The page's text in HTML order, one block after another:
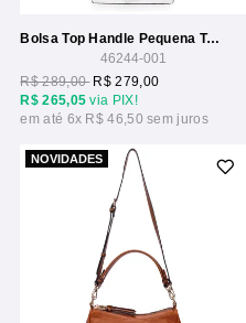
Bolsa Top Handle Pequena Textura Tresse
46244-001
R$ 265,05 via PIX!
R$ 289,00 R$ 279,00
6x R$ 46,50
NOVIDADES